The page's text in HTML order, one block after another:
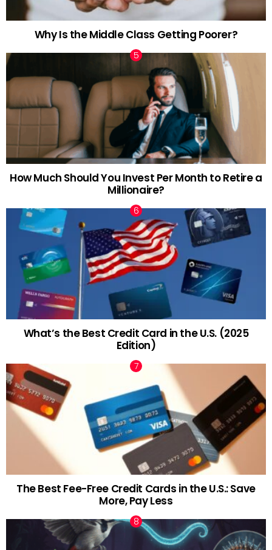
Why Is the Middle Class Getting Poorer?
How Much Should You Invest Per Month to Retire a
Millionaire?
What’s the Best Credit Card in the U.S. (2025
Edition)
The Best Fee-Free Credit Cards in the U.S.: Save
More, Pay Less